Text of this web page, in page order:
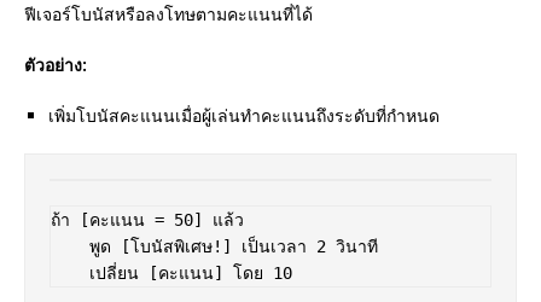
ฟีเจอร์โบนัสหรือลงโทษตามคะแนนที่ได้
ตัวอย่าง:
เพิ่มโบนัสคะแนนเมื่อผู้เล่นทำคะแนนถึงระดับที่กำหนด
ถ้า [คะแนน = 50] แล้ว